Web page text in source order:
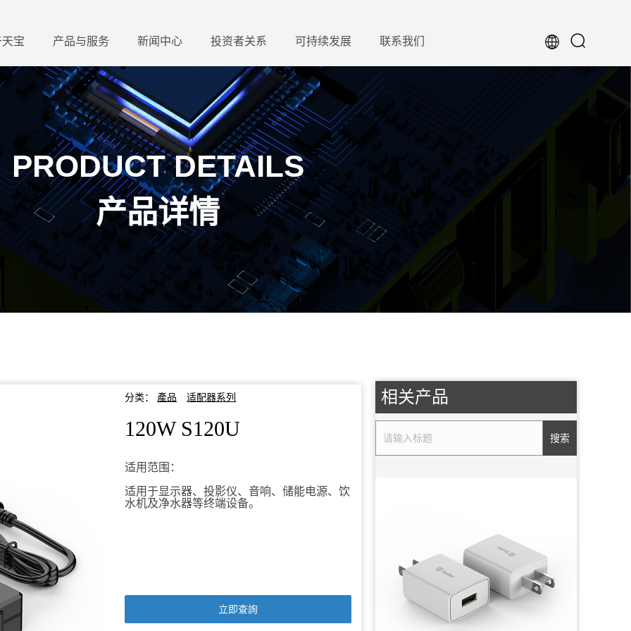
宝 产品与服务 新闻中心 投资者关系 可持续发展 联系我们
PRODUCT DETAILS
产品详情
分类： 產品 适配器系列
120W S120U
适用范围：
适用于显示器、投影仪、音响、储能电源、饮
水机及净水器等终端设备。
立即查詢
相关产品
搜索